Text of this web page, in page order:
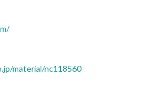
material/nc118560